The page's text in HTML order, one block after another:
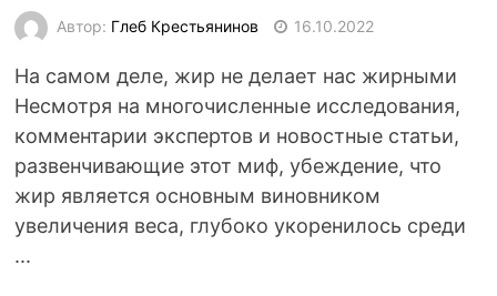
Автор: Глеб Крестьянинов 16.10.2022
На самом деле, жир не делает нас жирными
Несмотря на многочисленные исследования,
комментарии экспертов и новостные статьи,
развенчивающие этот миф, убеждение, что
жир является основным виновником
увеличения веса, глубоко укоренилось среди
...